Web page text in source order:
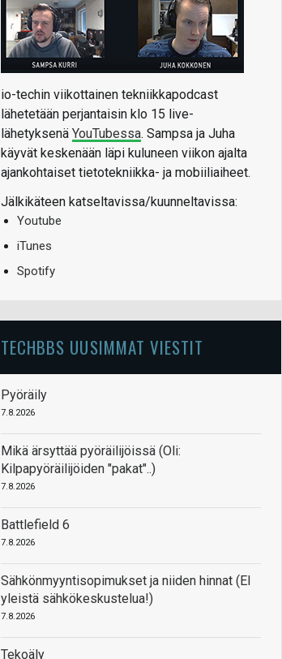
io-techin viikottainen tekniikkapodcast
lähetetään perjantaisin klo 15 live-
lähetyksenä YouTubessa. Sampsa ja Juha
käyvät keskenään läpi kuluneen viikon ajalta
ajankohtaiset tietotekniikka- ja mobiiliaiheet.
Jälkikäteen katseltavissa/kuunneltavissa:
Youtube
iTunes
Spotify
TECHBBS UUSIMMAT VIESTIT
Pyöräily
7.8.2026
Mikä ärsyttää pyöräilijöissä (Oli:
Kilpapyöräilijöiden "pakat"..)
7.8.2026
Battlefield 6
7.8.2026
Sähkönmyyntisopimukset ja niiden hinnat (EI
yleistä sähkökeskustelua!)
7.8.2026
Tekoäly